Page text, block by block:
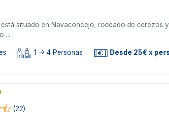
está situado en Navaconcejo, rodeado de cerezos
...
1 -> 4 Personas Desde 25€ x
(22)